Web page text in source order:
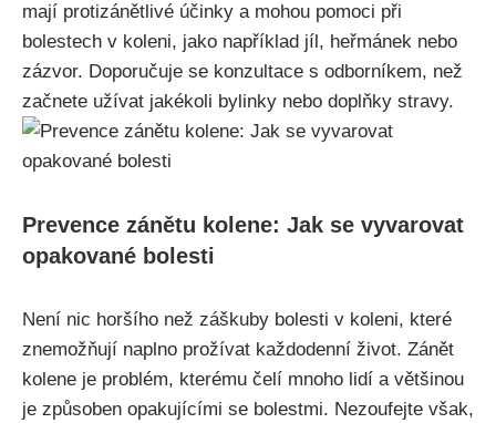
mají protizánětlivé účinky a‍ mohou pomoci při
bolestech v⁤ koleni, jako například jíl, heřmánek nebo
zázvor. Doporučuje se konzultace s odborníkem, než
začnete ⁤užívat jakékoli bylinky nebo doplňky stravy.
Prevence⁣ zánětu kolene: Jak se vyvarovat
opakované‍ bolesti
Není nic horšího než záškuby⁣ bolesti v koleni, které
znemožňují⁤ naplno prožívat ⁣každodenní život. Zánět
kolene je problém, kterému čelí mnoho ⁤lidí a většinou
je způsoben opakujícími se bolestmi. Nezoufejte však,